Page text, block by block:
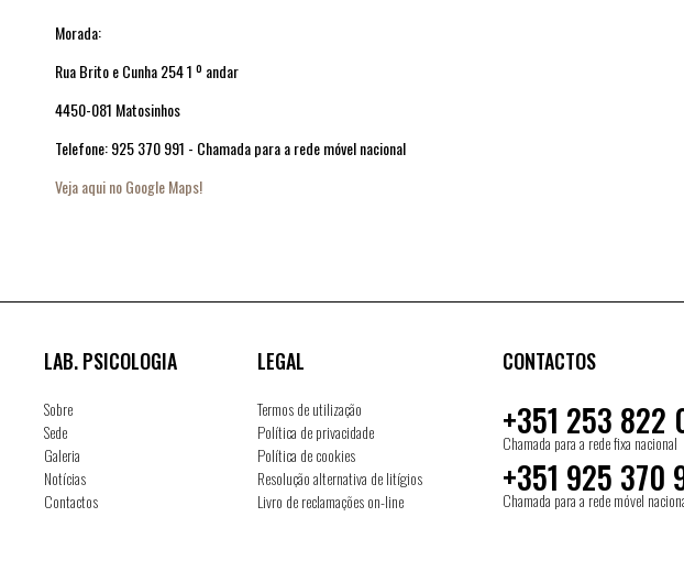
Morada:
Rua Brito e Cunha 254 1 º andar
4450-081 Matosinhos
Telefone: 925 370 991 - Chamada para a rede móvel nacional
Veja aqui no Google Maps!
LAB. PSICOLOGIA
Sobre
Sede
Galeria
Notícias
Contactos
LEGAL
Termos de utilização
Política de privacidade
Política de cookies
Resolução alternativa de litígios
Livro de reclamações on-line
CONTACTOS
+351 253 822
Chamada para a rede fixa nacional
+351 925 370
Chamada para a rede móvel